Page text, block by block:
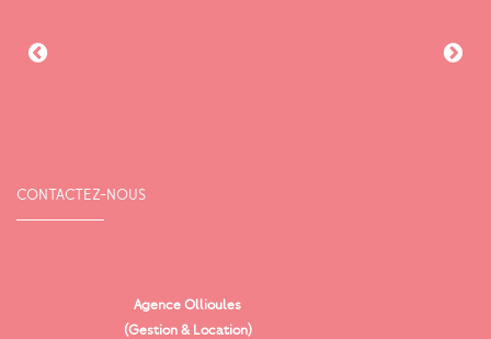
CONTACTEZ-NOUS
Agence Ollioules
(Gestion & Location)